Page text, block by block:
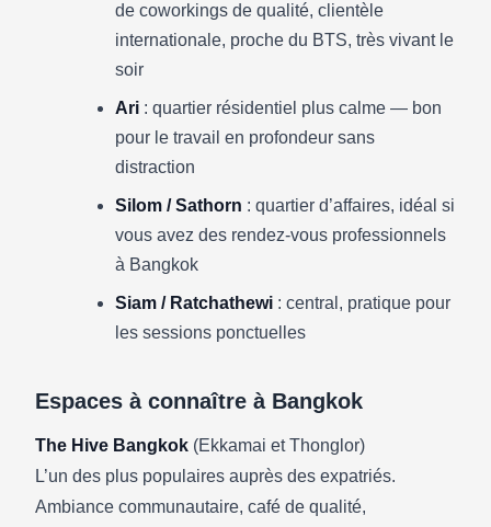
de coworkings de qualité, clientèle
internationale, proche du BTS, très vivant le
soir
Ari : quartier résidentiel plus calme — bon
pour le travail en profondeur sans
distraction
Silom / Sathorn : quartier d’affaires, idéal si
vous avez des rendez-vous professionnels
à Bangkok
Siam / Ratchathewi : central, pratique pour
les sessions ponctuelles
Espaces à connaître à Bangkok
The Hive Bangkok (Ekkamai et Thonglor)
L’un des plus populaires auprès des expatriés.
Ambiance communautaire, café de qualité,